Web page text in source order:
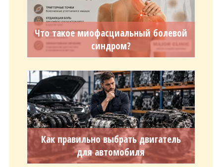
Что такое миофасциальный болевой
синдром?
Как правильно выбрать двигатель
для автомобиля